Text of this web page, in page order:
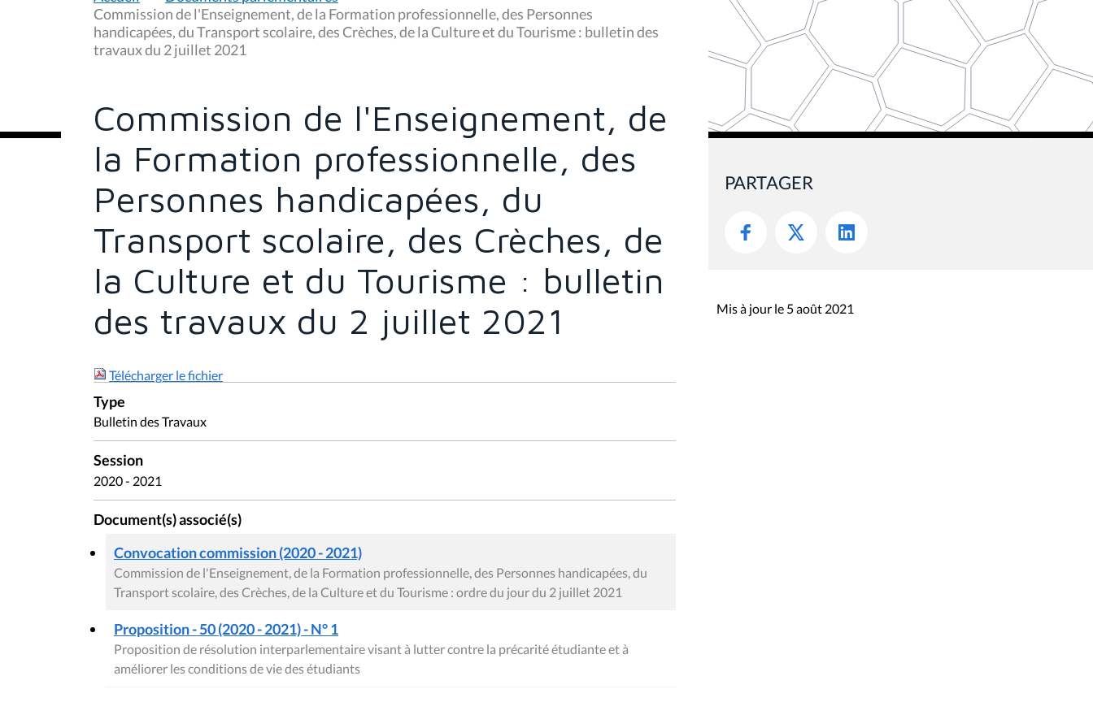
u
s
ê
t
i
Commission de l'Enseignement, de la Formation professionnelle, des Personnes
handicapées, du Transport scolaire, des Crèches, de la Culture et du Tourisme : bulletin des
travaux du 2 juillet 2021
Commission de l'Enseignement, de
la Formation professionnelle, des
Personnes handicapées, du
Transport scolaire, des Crèches, de
la Culture et du Tourisme : bulletin
des travaux du 2 juillet 2021
Télécharger le fichier
Type
Bulletin des Travaux
Session
2020 - 2021
Document(s) associé(s)
Convocation commission (2020 - 2021)
Commission de l'Enseignement, de la Formation professionnelle, des Personnes handicapées, du
Transport scolaire, des Crèches, de la Culture et du Tourisme : ordre du jour du 2 juillet 2021
Proposition - 50 (2020 - 2021) - N° 1
Proposition de résolution interparlementaire visant à lutter contre la précarité étudiante et à
améliorer les conditions de vie des étudiants
PARTAGER
Mis à jour le 5 août 2021